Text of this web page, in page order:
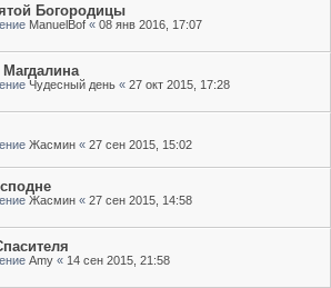
Богородицы
ManuelBof « 08 янв 2016, 17:07
Чудесный день « 27 окт 2015, 17:28
Жасмин « 27 сен 2015, 15:02
Жасмин « 27 сен 2015, 14:58
Amy « 14 сен 2015, 21:58